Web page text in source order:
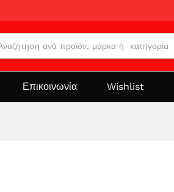
Επικοινωνία Wishlist